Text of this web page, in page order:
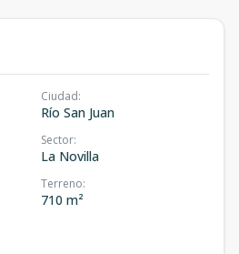
Ciudad:
Río San Juan
Sector:
La Novilla
Terreno:
710 m²